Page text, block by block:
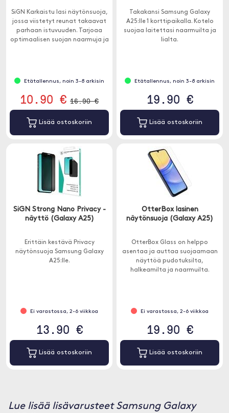
SiGN Karkaistu lasi näytönsuoja,
jossa viistetyt reunat takaavat
parhaan istuvuuden. Tarjoaa
optimaalisen suojan naarmuja ja
Etätallennus, noin 3-8 arkisin
10.90 € 16.90 €
Lisää ostoskoriin
Takakansi Samsung Galaxy
A25:lle 1 korttipaikalla. Kotelo
suojaa laitettasi naarmuilta ja
lialta.
Etätallennus, noin 3-8 arkisin
19.90 €
Lisää ostoskoriin
SiGN Strong Nano Privacy -
näyttö (Galaxy A25)
Erittäin kestävä Privacy
näytönsuoja Samsung Galaxy
A25:lle.
Ei varastossa, 2-6 viikkoa
13.90 €
Lisää ostoskoriin
OtterBox lasinen
näytönsuoja (Galaxy A25)
OtterBox Glass on helppo
asentaa ja auttaa suojaamaan
näyttöä pudotuksilta,
halkeamilta ja naarmuilta.
Ei varastossa, 2-6 viikkoa
19.90 €
Lisää ostoskoriin
Lue lisää lisävarusteet Samsung Galaxy